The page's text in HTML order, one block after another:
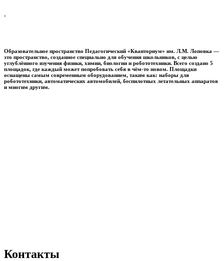
.
Образовательное пространство Педагогический «Кванториум» им. Л.М. Лоповка —
это пространство, созданное специально для обучения школьников, с целью
углублённого изучения физики, химии, биологии и робототехники. Всего создано 5
площадок, где каждый может попробовать себя в чём-то новом. Площадки
оснащены самым современным оборудованием, таким как: наборы для
робототехники, автоматических автомобилей, беспилотных летательных аппаратов
и многим другим.
Контакты